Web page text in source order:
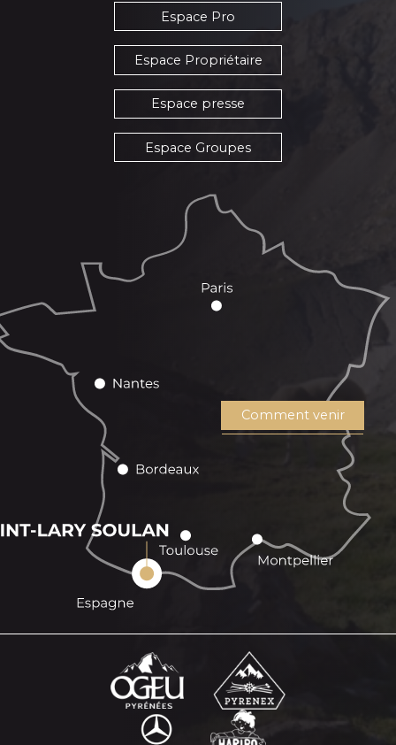
Espace Pro
Espace Propriétaire
Espace presse
Espace Groupes
Comment venir